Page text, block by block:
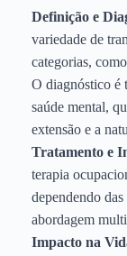
Definição e
variedade de
categorias,
O diagnóstico é
saúde mental,
extensão e a
Tratamento e
terapia
dependendo
abordagem
Impacto na